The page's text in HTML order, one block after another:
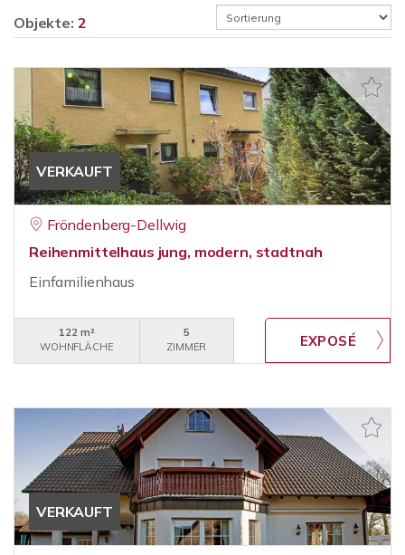
Objekte: 2
VERKAUFT
Fröndenberg-Dellwig
Reihenmittelhaus jung, modern, stadtnah
Einfamilienhaus
122 m²
WOHNFLÄCHE
5
ZIMMER
VERKAUFT